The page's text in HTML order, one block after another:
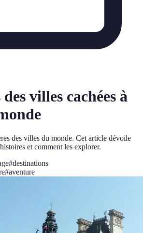
villes cachées à
des villes du monde. Cet article dévoile
et comment les explorer.
#destinations
#aventure